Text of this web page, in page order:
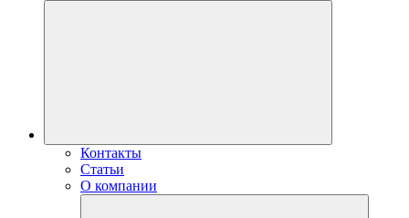
Контакты
Статьи
О компании